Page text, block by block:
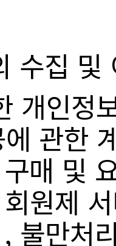
수집
개인정
관한
매 및
원제
불만처